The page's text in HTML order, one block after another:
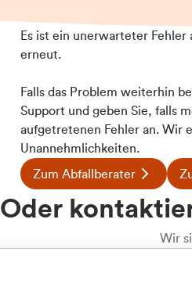
Zu welcher
Kundengruppe
Es ist ein unerwarteter
erneut.
Falls das Problem weiterhin
Support und geben Sie, falls
aufgetretenen Fehler an. Wir
Unannehmlichkeiten.
Zum Abfallberater
Oder
Wir